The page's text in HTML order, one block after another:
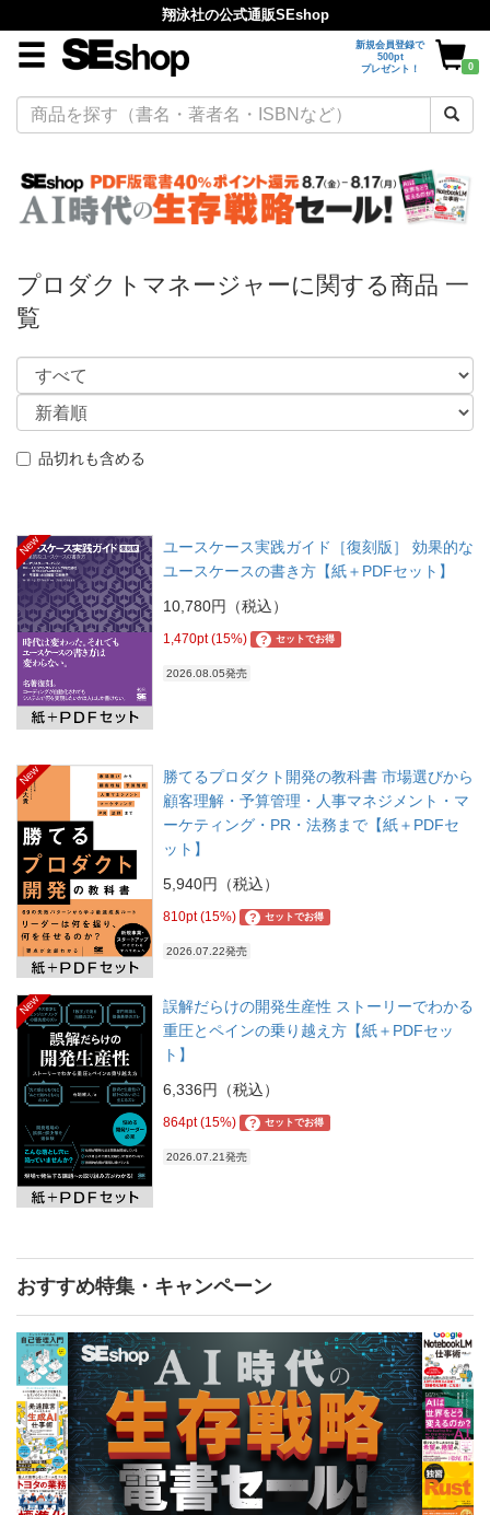
翔泳社の公式通販SEshop
新規会員登録で
500pt
プレゼント！
0
プロダクトマネージャーに関する商品 一
覧
品切れも含める
New
ユースケース実践ガイド［復刻版］ 効果的な
ユースケースの書き方【紙＋PDFセット】
10,780円（税込）
1,470pt (15%) ? セットでお得
2026.08.05発売
New
勝てるプロダクト開発の教科書 市場選びから
顧客理解・予算管理・人事マネジメント・マ
ーケティング・PR・法務まで【紙＋PDFセ
ット】
5,940円（税込）
810pt (15%) ? セットでお得
2026.07.22発売
New
誤解だらけの開発生産性 ストーリーでわかる
重圧とペインの乗り越え方【紙＋PDFセッ
ト】
6,336円（税込）
864pt (15%) ? セットでお得
2026.07.21発売
おすすめ特集・キャンペーン